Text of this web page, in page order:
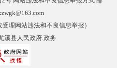
理网站违法和不良信息举报）
溪县人民政府.政务